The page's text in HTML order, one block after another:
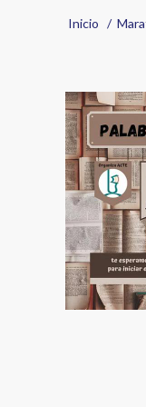
de
a
la
Inicio
Image